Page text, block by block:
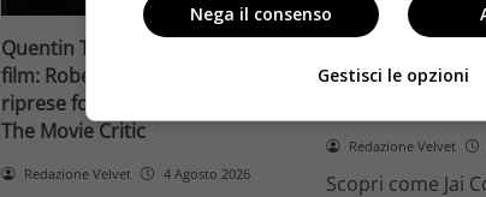
Quentin Tarantino e il decimo
film: Robert Richardson rivela
riprese forse nel 2027 e l’addio a
The Movie Critic
Redazione Velvet 4 Agosto 2026
Dangerous
Redazione Velvet
Scopri come Jai
Nega il consenso
Gestisci le opzioni